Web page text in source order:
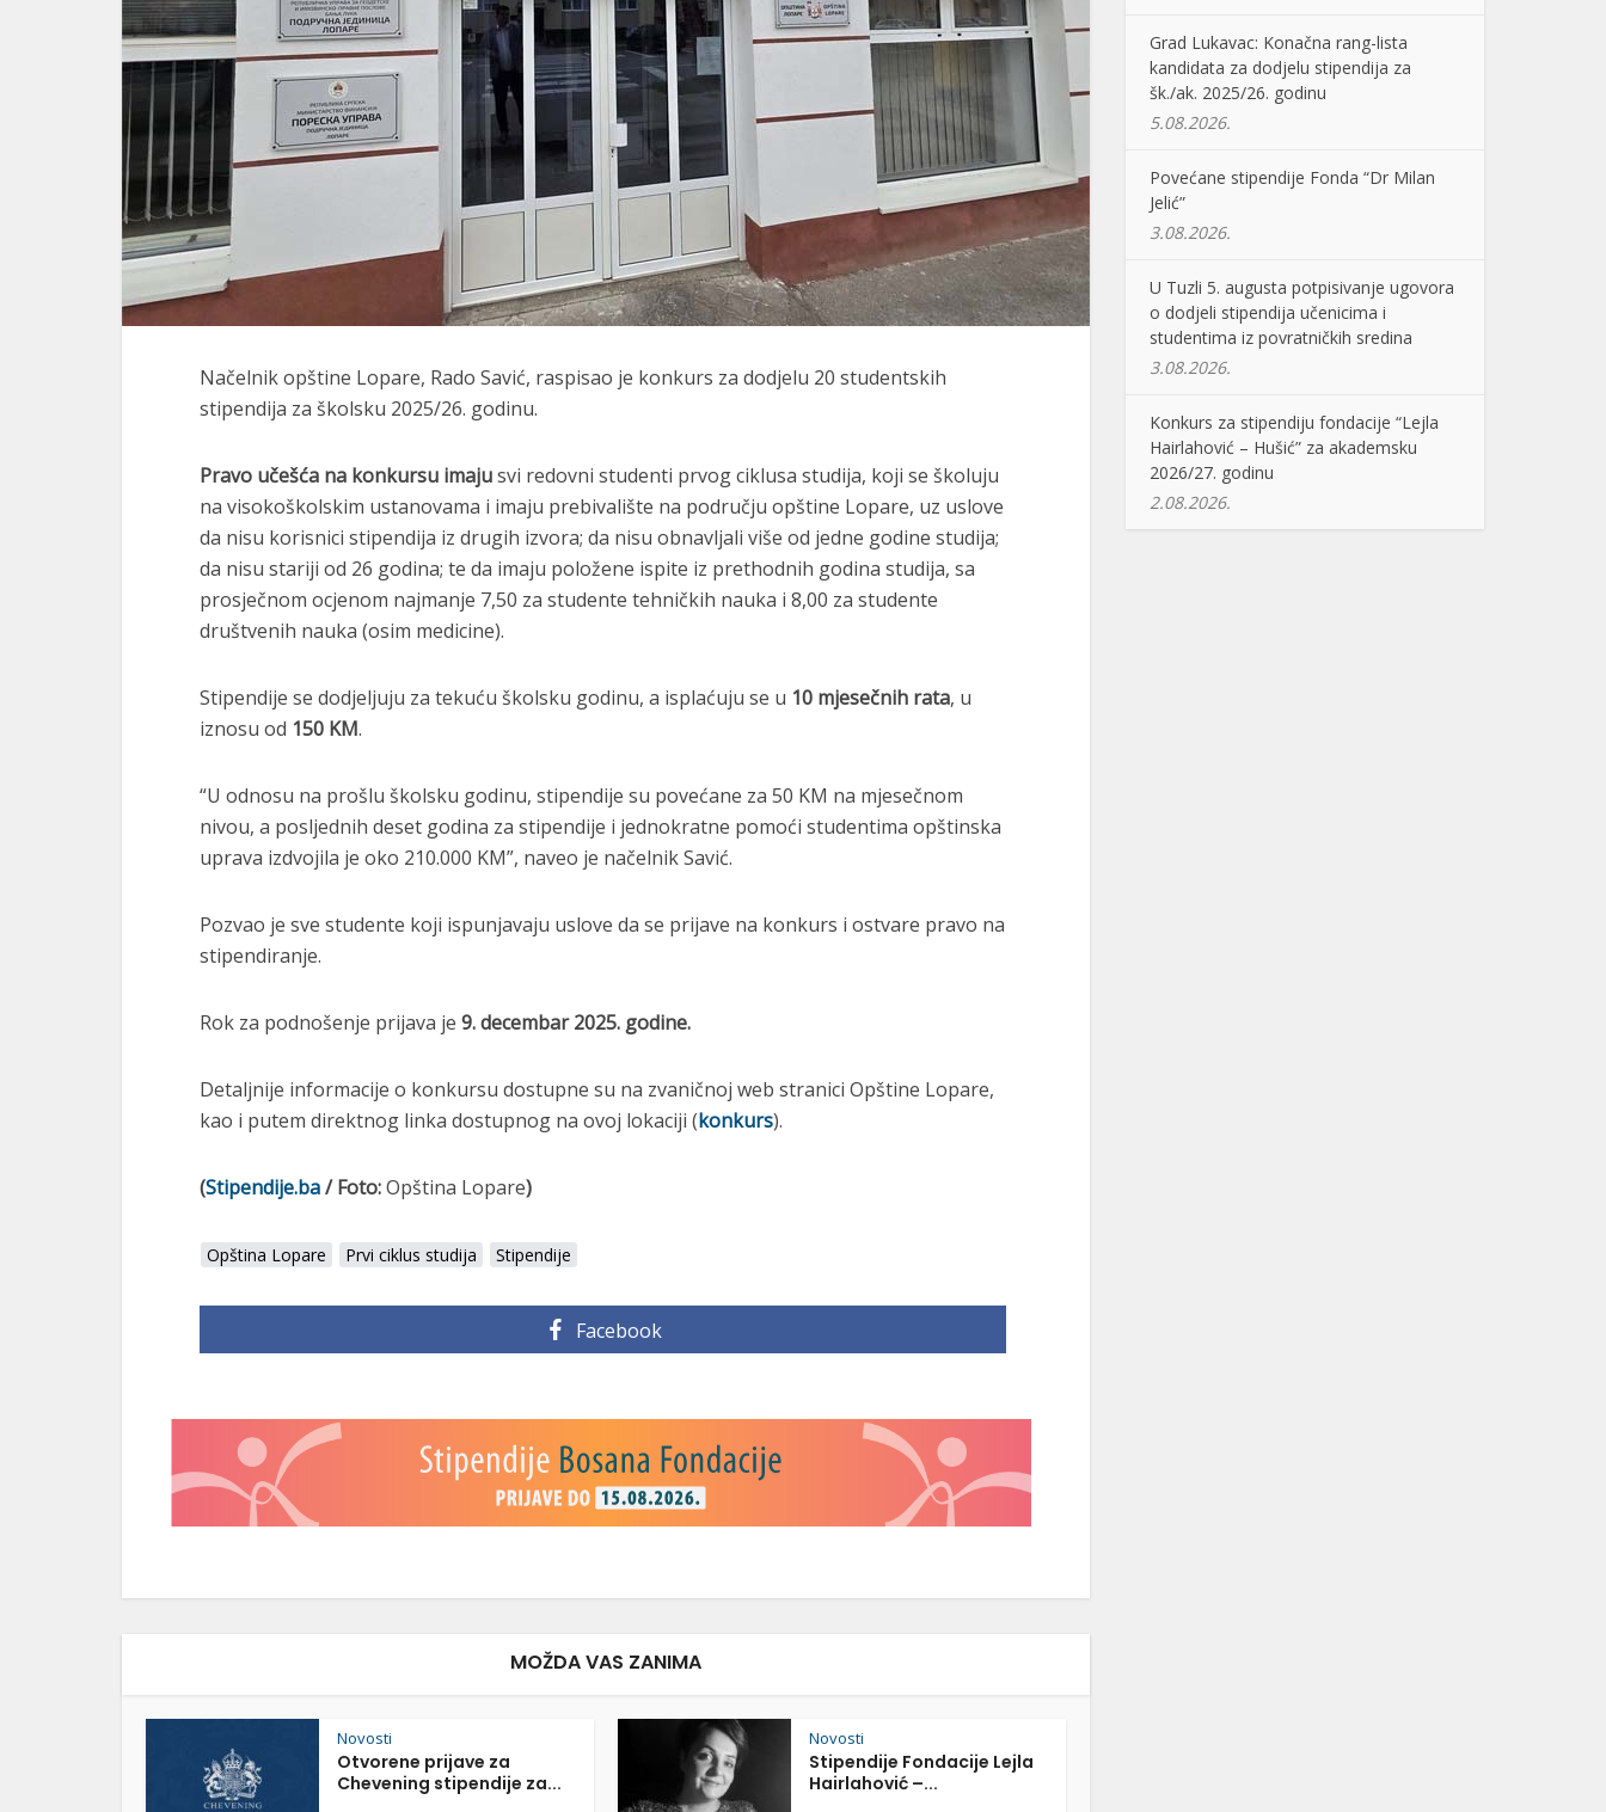
Načelnik opštine Lopare, Rado Savić, raspisao je konkurs za dodjelu 20 studentskih
stipendija za školsku 2025/26. godinu.
Pravo učešća na konkursu imajusvi redovni studenti prvog ciklusa studija, koji se školuju
na visokoškolskim ustanovama i imaju prebivalište na području opštine Lopare, uz uslove
da nisu korisnici stipendija iz drugih izvora; da nisu obnavljali više od jedne godine studija;
da nisu stariji od 26 godina; te da imaju položene ispite iz prethodnih godina studija, sa
prosječnom ocjenom najmanje 7,50 za studente tehničkih nauka i 8,00 za studente
društvenih nauka (osim medicine).
Stipendije se dodjeljuju za tekuću školsku godinu, a isplaćuju se u 10 mjesečnih rata, u
iznosu od 150 KM.
“U odnosu na prošlu školsku godinu, stipendije su povećane za 50 KM na mjesečnom
nivou, a posljednih deset godina za stipendije i jednokratne pomoći studentima opštinska
uprava izdvojila je oko 210.000 KM”, naveo je načelnik Savić.
Pozvao je sve studente koji ispunjavaju uslove da se prijave na konkurs i ostvare pravo na
stipendiranje.
Rok za podnošenje prijava je 9. decembar 2025. godine.
Detaljnije informacije o konkursu dostupne su na zvaničnoj web stranici Opštine Lopare,
kao i putem direktnog linka dostupnog na ovoj lokaciji (konkurs).
(Stipendije.ba/ Foto:Opština Lopare)
Opština Lopare Prvi ciklus studija Stipendije
Facebook
MOŽDA VAS ZANIMA
Novosti
Otvorene prijave za
Chevening stipendije za...
Novosti
Stipendije Fondacije Lejla
Hairlahović –...
Grad Lukavac: Konačna rang-lista
kandidata za dodjelu stipendija za
šk./ak. 2025/26. godinu
5.08.2026.
Povećane stipendije Fonda “Dr Milan
Jelić”
3.08.2026.
U Tuzli 5. augusta potpisivanje ugovora
o dodjeli stipendija učenicima i
studentima iz povratničkih sredina
3.08.2026.
Konkurs za stipendiju fondacije “Lejla
Hairlahović – Hušić” za akademsku
2026/27. godinu
2.08.2026.